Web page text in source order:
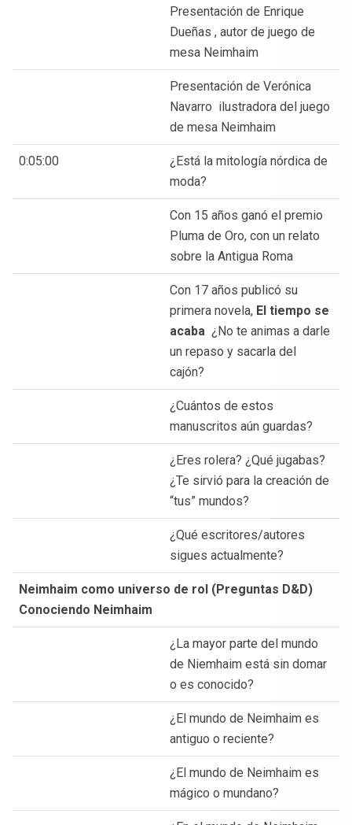
Presentación de Enrique
Dueñas , autor de juego de
mesa Neimhaim
Presentación de Verónica
Navarro ilustradora del juego
de mesa Neimhaim
0:05:00
¿Está la mitología nórdica de
moda?
Con 15 años ganó el premio
Pluma de Oro, con un relato
sobre la Antigua Roma
Con 17 años publicó su
primera novela, El tiempo se
acaba ¿No te animas a darle
un repaso y sacarla del
cajón?
¿Cuántos de estos
manuscritos aún guardas?
¿Eres rolera? ¿Qué jugabas?
¿Te sirvió para la creación de
“tus” mundos?
¿Qué escritores/autores
sigues actualmente?
Neimhaim como universo de rol (Preguntas D&D)
Conociendo Neimhaim
¿La mayor parte del mundo
de Niemhaim está sin domar
o es conocido?
¿El mundo de Neimhaim es
antiguo o reciente?
¿El mundo de Neimhaim es
mágico o mundano?